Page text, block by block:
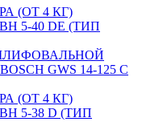
(ОТ 4 КГ)
5-40 DE (ТИП
GWS 14-125 C
(ОТ 4 КГ)
5-38 D (ТИП